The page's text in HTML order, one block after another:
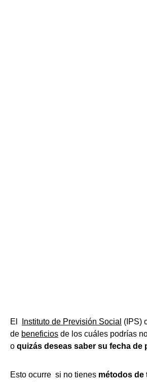
El Instituto de Previsión Social (IPS)
de beneficios de los cuáles podrías
o quizás deseas saber su fecha de
Esto ocurre si no tienes métodos de